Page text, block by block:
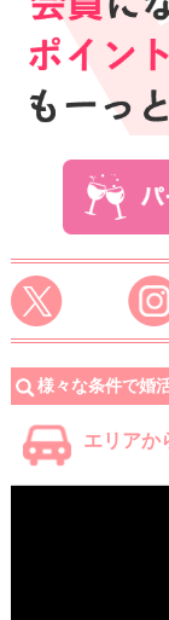
様々な条件で婚
エリアか